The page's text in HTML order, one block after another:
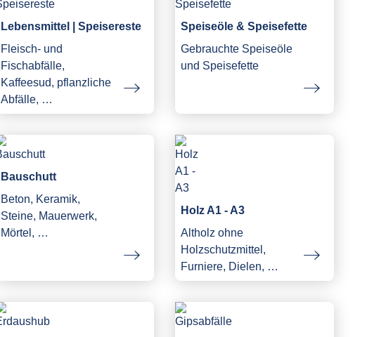
Lebensmittel | Speisereste
Fleisch- und
Fischabfälle,
Kaffeesud, pflanzliche
Abfälle, …
Speiseöle & Speisefette
Gebrauchte Speiseöle
und Speisefette
Bauschutt
Beton, Keramik,
Steine, Mauerwerk,
Mörtel, …
Holz A1 - A3
Altholz ohne
Holzschutzmittel,
Furniere, Dielen, …